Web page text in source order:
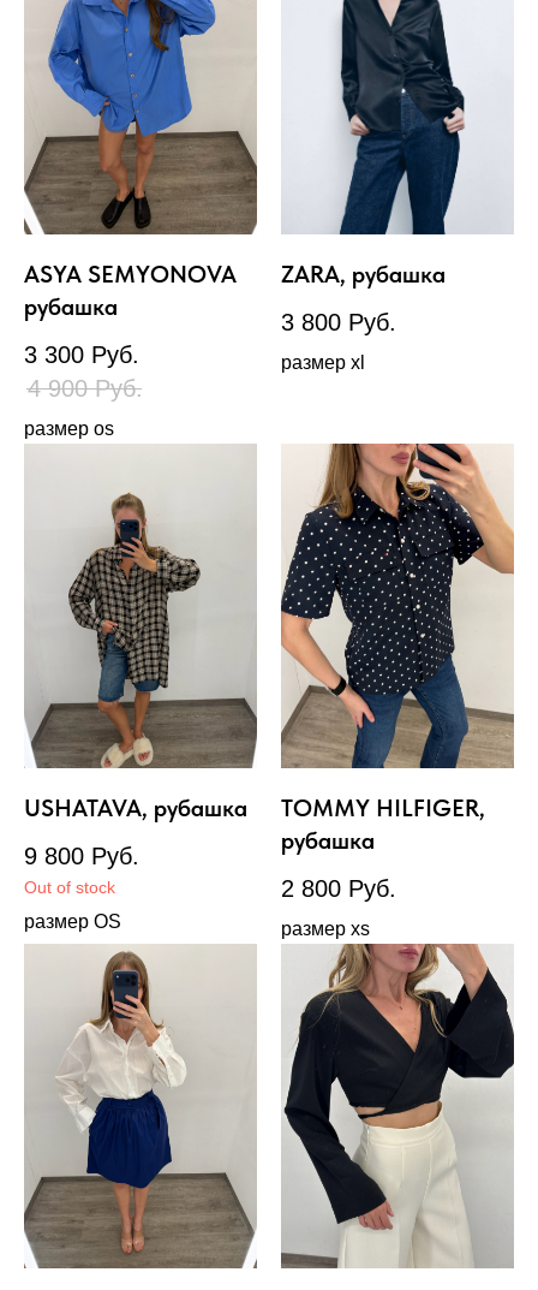
ASYA SEMYONOVA
рубашка
3 300 Руб.
4 900 Руб.
размер os
ZARA, рубашка
3 800 Руб.
размер xl
USHATAVA, рубашка
9 800 Руб.
Out of stock
размер OS
TOMMY HILFIGER,
рубашка
2 800 Руб.
размер xs